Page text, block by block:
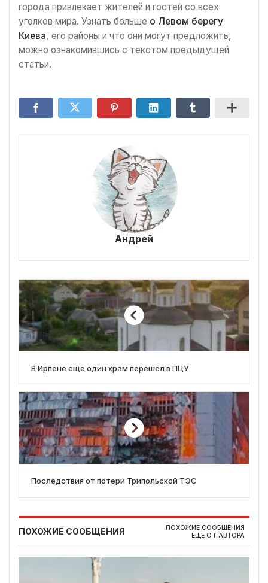
города привлекает жителей и гостей со всех
уголков мира. Узнать больше о Левом берегу
Киева, его районы и что они могут предложить,
можно ознакомившись с текстом предыдущей
статьи.
Андрей
В Ирпене еще один храм перешел в ПЦУ
Последствия от потери Трипольской ТЭС
ПОХОЖИЕ СООБЩЕНИЯ
ПОХОЖИЕ СООБЩЕНИЯ
ЕЩЕ ОТ АВТОРА